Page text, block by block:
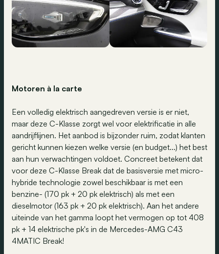
Motoren à la carte
Een volledig elektrisch aangedreven versie is er niet,
maar deze C-Klasse zorgt wel voor elektrificatie in alle
aandrijflijnen. Het aanbod is bijzonder ruim, zodat klanten
gericht kunnen kiezen welke versie (en budget...) het best
aan hun verwachtingen voldoet. Concreet betekent dat
voor deze C-Klasse Break dat de basisversie met micro-
hybride technologie zowel beschikbaar is met een
benzine- (170 pk + 20 pk elektrisch) als met een
dieselmotor (163 pk + 20 pk elektrisch). Aan het andere
uiteinde van het gamma loopt het vermogen op tot 408
pk + 14 elektrische pk's in de Mercedes-AMG C43
4MATIC Break!